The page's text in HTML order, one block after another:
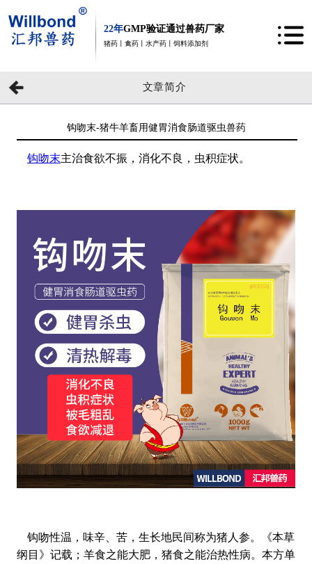
22年GMP验证通过兽药厂家
猪药丨禽药丨水产药丨饲料添加剂
文章简介
钩吻末-猪牛羊畜用健胃消食肠道驱虫兽药
钩吻末主治食欲不振，消化不良，虫积症状。
钩吻性温，味辛、苦，生长地民间称为猪人参。《本草
纲目》记载；羊食之能大肥，猪食之能治热性病。本方单